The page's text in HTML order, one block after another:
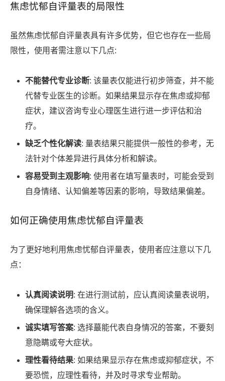
焦虑忧郁自评量表的局限性
虽然焦虑忧郁自评量表具有许多优势，但它也存在一些局
限性，使用者需注意以下几点:
不能替代专业诊断: 该量表仅能进行初步筛查，并不能
代替专业医生的诊断。如果结果显示存在焦虑或抑郁
症状，建议咨询专业心理医生进行进一步评估和治
疗。
缺乏个性化解读: 量表结果只能提供一般性的参考，无
法针对个体差异进行具体分析和解读。
容易受到主观影响: 使用者在填写量表时，可能会受到
自身情绪、认知偏差等因素的影响，导致结果偏差。
如何正确使用焦虑忧郁自评量表
为了更好地利用焦虑忧郁自评量表，使用者应注意以下几
点：
认真阅读说明: 在进行测试前，应认真阅读量表说明，
确保理解各选项的含义。
诚实填写答案: 选择蕞能代表自身情况的答案，不要刻
意隐瞒或夸大症状。
理性看待结果: 如果结果显示存在焦虑或抑郁症状，不
要恐慌，应理性看待，并及时寻求专业帮助。